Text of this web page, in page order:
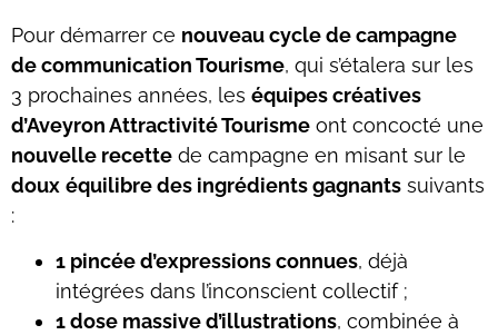
Pour démarrer ce nouveau cycle de campagne
de communication Tourisme, qui s’étalera sur les
3 prochaines années, les équipes créatives
d’Aveyron Attractivité Tourisme ont concocté une
nouvelle recette de campagne en misant sur le
doux équilibre des ingrédients gagnants suivants
:
1 pincée d’expressions connues, déjà
intégrées dans l’inconscient collectif ;
1 dose massive d’illustrations, combinée à